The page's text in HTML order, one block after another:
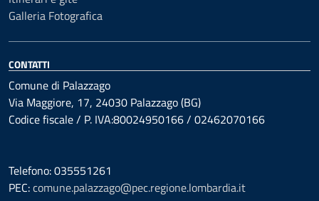
Galleria Fotografica
CONTATTI
Comune di Palazzago
Via Maggiore, 17, 24030 Palazzago (BG)
Codice fiscale / P. IVA:80024950166 / 02462070166
Telefono: 035551261
PEC:comune.palazzago@pec.regione.lombardia.it